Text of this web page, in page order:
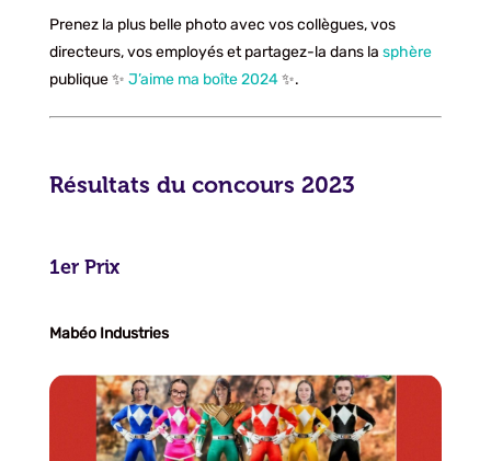
Prenez la plus belle photo avec vos collègues, vos
directeurs, vos employés et partagez-la dans la sphère
publique ✨ J’aime ma boîte 2024✨.
Résultats du concours 2023
1er Prix
Mabéo Industries